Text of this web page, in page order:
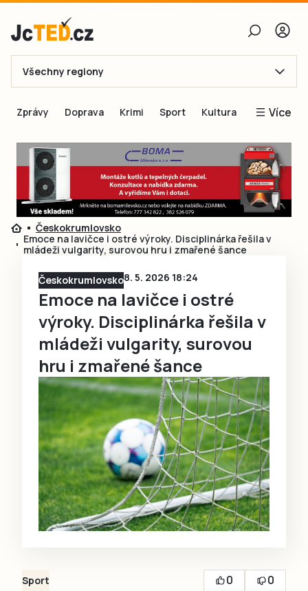
E-mail
Obnovit heslo
Přihlásit se
Přihlásit se přes Facebook
Ještě nemám účet, chci se
Všechny regiony
Zprávy Doprava Krimi Sport Kultura Více
Blogy
Inspirace
Čtenáři píší
Speciální přílohy
Českokrumlovsko
Emoce na lavičce i ostré výroky. Disciplinárka řešila v
mládeži vulgarity, surovou hru i zmařené šance
Českokrumlovsko8. 5. 2026 18:24
Emoce na lavičce i ostré
výroky. Disciplinárka řešila v
mládeži vulgarity, surovou
hru i zmařené šance
Sport 0
0